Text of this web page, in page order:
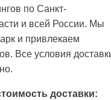
по Санкт-
и всей России. Мы
и привлекаем
Все условия
доставки: